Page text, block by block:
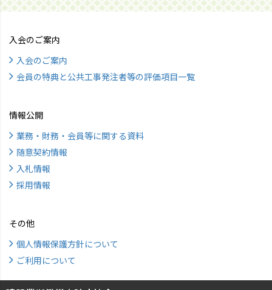
入会のご案内
入会のご案内
会員の特典と公共工事発注者等の評価項目一覧
情報公開
業務・財務・会員等に関する資料
随意契約情報
入札情報
採用情報
その他
個人情報保護方針について
ご利用について